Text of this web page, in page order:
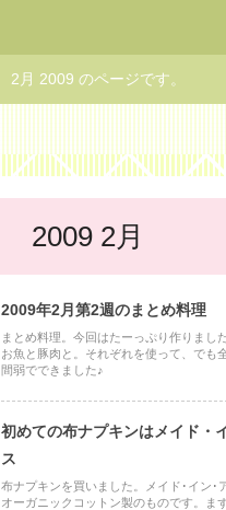
2月 2009 のページです。
2009 2月
2009年2月第2週のまとめ料理
まとめ料理。今回はたーっぷり作りまし
お魚と豚肉と。それぞれを使って、でも
間弱でできました♪
初めての布ナプキンはメイド・
ス
布ナプキンを買いました。メイド･イン･
オーガニックコットン製のものです。ま